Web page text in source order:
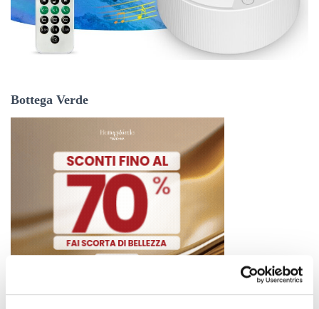
Bottega Verde